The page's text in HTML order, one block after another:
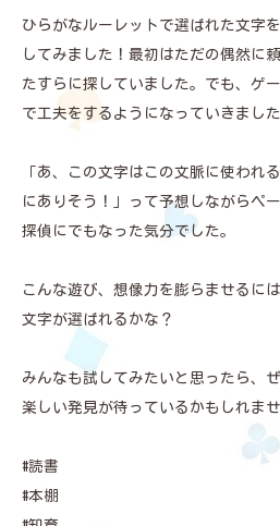
ひらがなルーレットで選ばれた文字
してみました！最初はただの偶然に
たすらに探していました。でも、ゲ
で工夫をするようになっていきました
「あ、この文字はこの文脈に使われ
にありそう！」って予想しながらペ
探偵にでもなった気分でした。
こんな遊び、想像力を膨らませるに
文字が選ばれるかな？
みんなも試してみたいと思ったら、
楽しい発見が待っているかもしれま
#読書
#本棚